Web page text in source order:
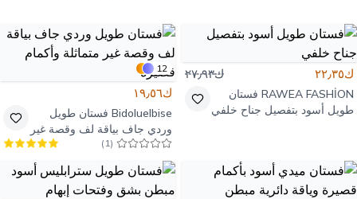
ك٢٢٫٣٥ ك٢٧٫٩٣
RAWEA FASHİON فستان
طويل أسود بتفصيل جناح خلفي
12
ك١٩٫٥٦
Bidoluelbise فستان طويل
وردي جاف بياقة لف وقصة غير
متماثلة وأكمام قصيرة
(
1
)